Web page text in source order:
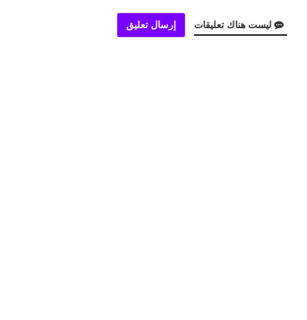
ليست هناك تعليقات إرسال تعليق